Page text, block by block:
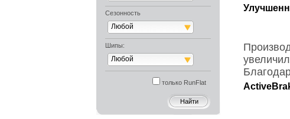
Сезонность
Любой
Шипы:
Любой
только RunFlat